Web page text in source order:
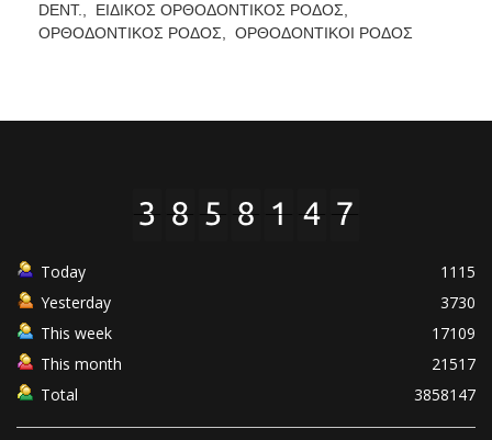
DENT.,
ΕΙΔΙΚΟΣ ΟΡΘΟΔΟΝΤΙΚΟΣ ΡΟΔΟΣ,
ΟΡΘΟΔΟΝΤΙΚΟΣ ΡΟΔΟΣ, ΟΡΘΟΔΟΝΤΙΚΟΙ ΡΟΔΟΣ
Today
1115
Yesterday
3730
This week
17109
This month
21517
Total
3858147